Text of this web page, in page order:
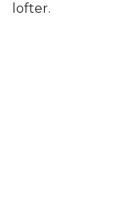
lofter.